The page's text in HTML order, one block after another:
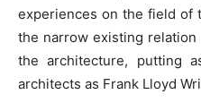
experiences on the field of
the narrow existing
the architecture, putting
architects as Frank Lloyd